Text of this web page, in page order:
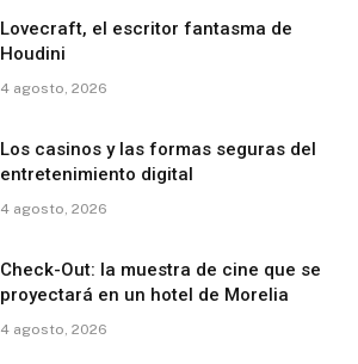
Lovecraft, el escritor fantasma de
Houdini
4 agosto, 2026
Los casinos y las formas seguras del
entretenimiento digital
4 agosto, 2026
Check-Out: la muestra de cine que se
proyectará en un hotel de Morelia
4 agosto, 2026